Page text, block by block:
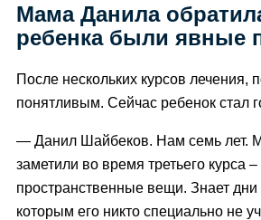
Мама Данила
ребенка были явные
После нескольких курсов
понятливым. Сейчас ребенок стал
— Данил Шайбеков. Нам семь лет.
заметили во время третьего
пространственные вещи. Знает дни
которым его никто специально не